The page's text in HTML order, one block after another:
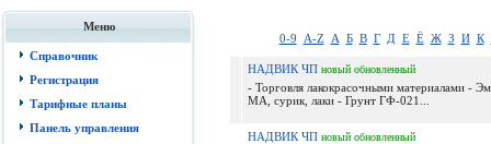
Меню
Справочник
Регистрация
Тарифные планы
Панель управления
0-9 A-Z А Б В Г Д Е Ё Ж З И К
НАДВИК ЧП новый обновленный
- Торговля лакокрасочными материалами -
МА, сурик, лаки - Грунт ГФ-021...
НАДВИК ЧП новый обновленный